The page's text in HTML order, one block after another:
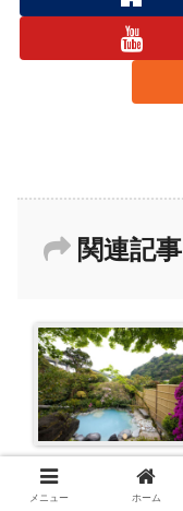
関連記事
メニュー ホーム